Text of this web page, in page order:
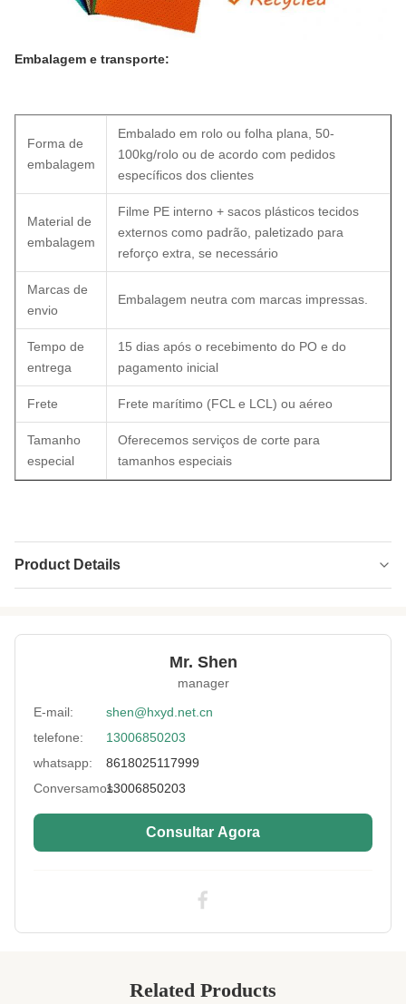
Embalagem e transporte:
Forma de
embalagem
Embalado em rolo ou folha plana, 50-
100kg/rolo ou de acordo com pedidos
específicos dos clientes
Material de
embalagem
Filme PE interno + sacos plásticos tecidos
externos como padrão, paletizado para
reforço extra, se necessário
Marcas de
envio
Embalagem neutra com marcas impressas.
Tempo de
entrega
15 dias após o recebimento do PO e do
pagamento inicial
Frete Frete marítimo (FCL e LCL) ou aéreo
Tamanho
especial
Oferecemos serviços de corte para
tamanhos especiais
Product Details
Thickness: 1 mm-15 mm
Eco-amigável, à prova d'água
Lamination: poliéster, nylon, tecidos não tecidos, PSA etc.
Usage:
Antiderrapante, colete de aquecimento, tipo
Surface:
liso, pele, pele do tubarão (gravada),
130 mm*330 mm
Rolo de tecido de neoprene com 152 cm de
Mr. Shen
manager
E-mail:
shen@hxyd.net.cn
telefone:
13006850203
whatsapp:
8618025117999
Conversamos:13006850203
Consultar Agora
Related Products